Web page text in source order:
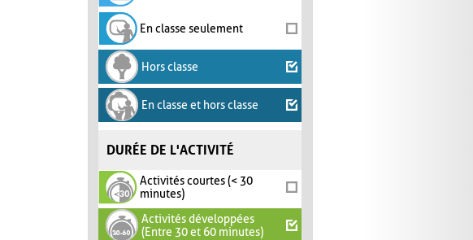
En classe seulement
Hors classe
En classe et hors classe
DURÉE DE L'ACTIVITÉ
Activités courtes (< 30
minutes)
Activités développées
(Entre 30 et 60 minutes)